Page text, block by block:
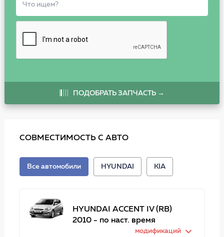
ПОДОБРАТЬ ЗАПЧАСТЬ →
СОВМЕСТИМОСТЬ С АВТО
Все автомобили HYUNDAI KIA
HYUNDAI ACCENT IV (RB)
2010 - по наст. время
модификаций